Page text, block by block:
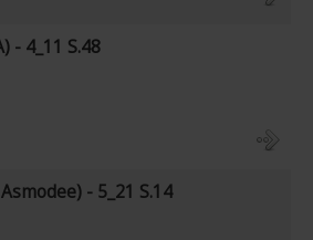
- 4_11 S.48
- 5_21 S.14